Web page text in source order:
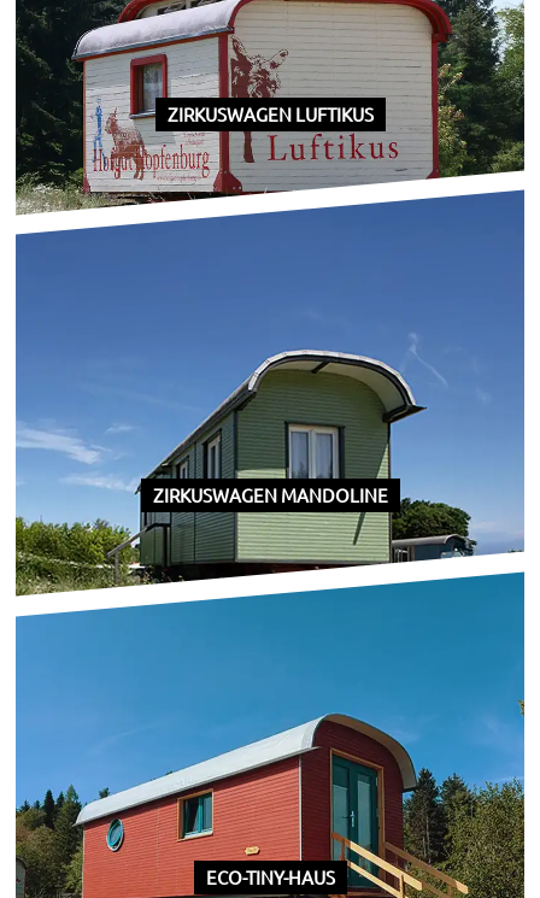
ZIRKUSWAGEN LUFTIKUS
ZIRKUSWAGEN MANDOLINE
ECO-TINY-HAUS